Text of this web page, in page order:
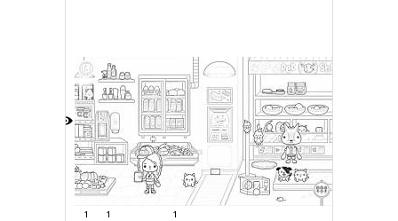
1 1 1